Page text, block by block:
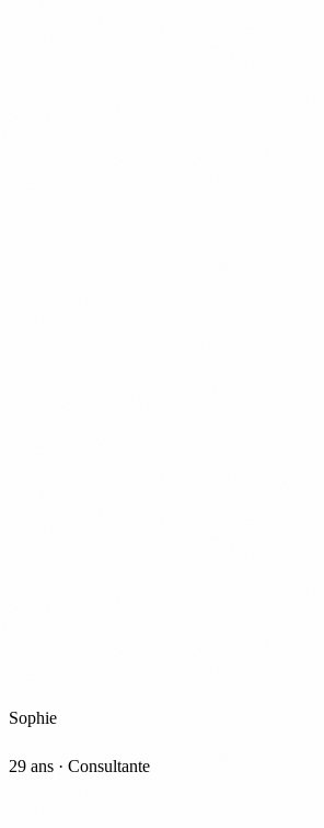
Sophie
29 ans · Consultante